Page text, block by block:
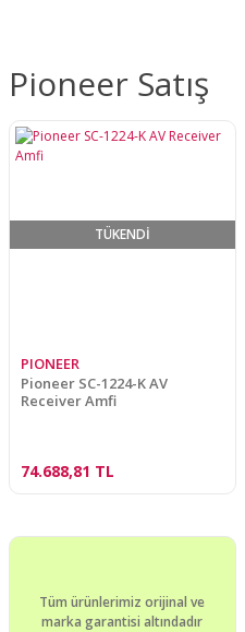
Pioneer Satış
TÜKENDİ
PIONEER
Pioneer SC-1224-K AV
Receiver Amfi
74.688,81 TL
Tüm ürünlerimiz orijinal ve
marka garantisi altındadır